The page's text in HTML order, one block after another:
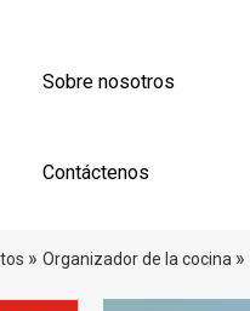
Sobre nosotros
Contáctenos
» Organizador de la cocina »